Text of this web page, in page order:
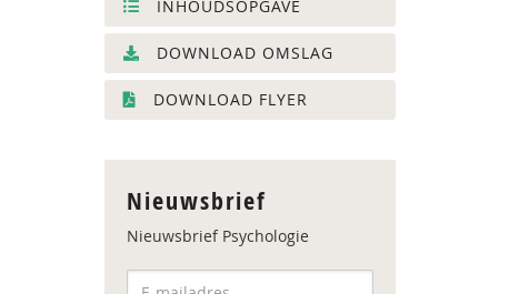
INHOUDSOPGAVE
DOWNLOAD OMSLAG
DOWNLOAD FLYER
Nieuwsbrief
Nieuwsbrief Psychologie